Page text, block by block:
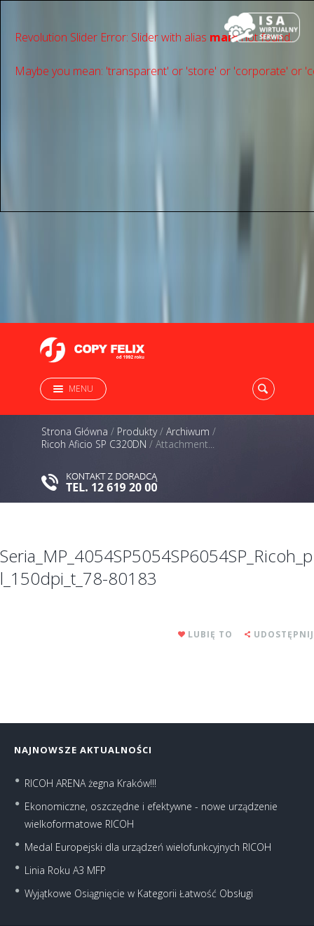
Revolution Slider Error: Slider with alias mainnot found.
Maybe you mean: 'transparent' or 'store' or 'сorporate' or
MENU
Strona Główna / Produkty/ Archiwum /
Ricoh Aficio SP C320DN / Attachment...
Seria_MP_4054SP5054SP6054SP_Ricoh_p
l_150dpi_t_78-80183
LUBIĘ TO UDOSTĘPNIJ
NAJNOWSZE AKTUALNOŚCI
RICOH ARENA żegna Kraków!!!
Ekonomiczne, oszczędne i efektywne - nowe urządzenie
wielkoformatowe RICOH
Medal Europejski dla urządzeń wielofunkcyjnych RICOH
Linia Roku A3 MFP
Wyjątkowe Osiągnięcie w Kategorii Łatwość Obsługi